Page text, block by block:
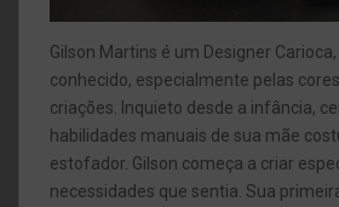
Gilson Martins é um Designer
conhecido, especialmente pelas
criações. Inquieto desde a infância,
habilidades manuais de sua mãe
estofador. Gilson começa a criar
necessidades que sentia. Sua